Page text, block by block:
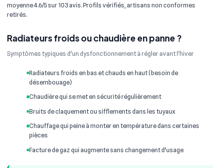
moyenne 4.6/5 sur 103 avis. Profils vérifiés, artisans non conformes
retirés.
Radiateurs froids ou chaudière en panne ?
Symptômes typiques d'un dysfonctionnement à régler avant l'hiver
Radiateurs froids en bas et chauds en haut (besoin de
désembouage)
Chaudière qui se met en sécurité régulièrement
Bruits de claquement ou sifflements dans les tuyaux
Chauffage qui peine à monter en température dans certaines
pièces
Facture de gaz qui augmente sans changement d'usage